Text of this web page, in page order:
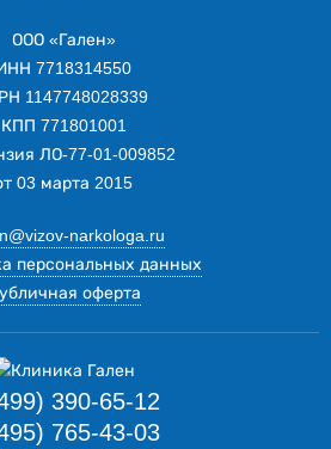
390-65-12
765-43-03
ООО «Гален»
7718314550
1147748028339
КПП 771801001
ЛО-77-01-009852
03 марта 2015
narkologa.ru
персональных данных
оферта